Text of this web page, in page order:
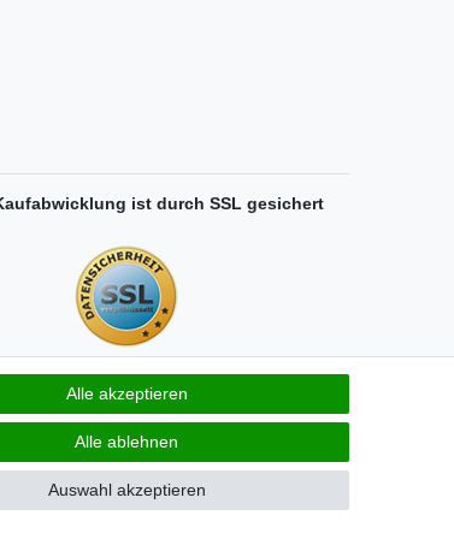
ist durch SSL gesichert
Alle akzeptieren
Alle ablehnen
Auswahl akzeptieren